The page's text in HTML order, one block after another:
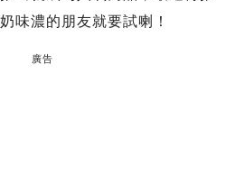
味濃的朋友就要試喇！
廣告